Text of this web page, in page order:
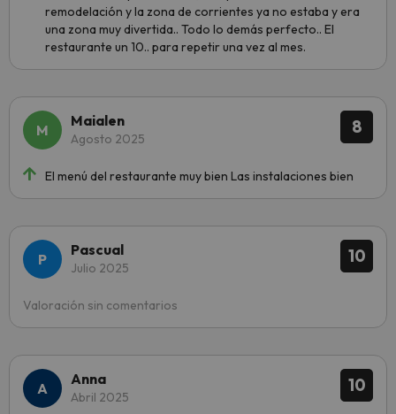
remodelación y la zona de corrientes ya no estaba y era
una zona muy divertida.. Todo lo demás perfecto.. El
restaurante un 10.. para repetir una vez al mes.
8
Maialen
Agosto 2025
El menú del restaurante muy bien Las instalaciones bien
10
Pascual
Julio 2025
Valoración sin comentarios
10
Anna
Abril 2025